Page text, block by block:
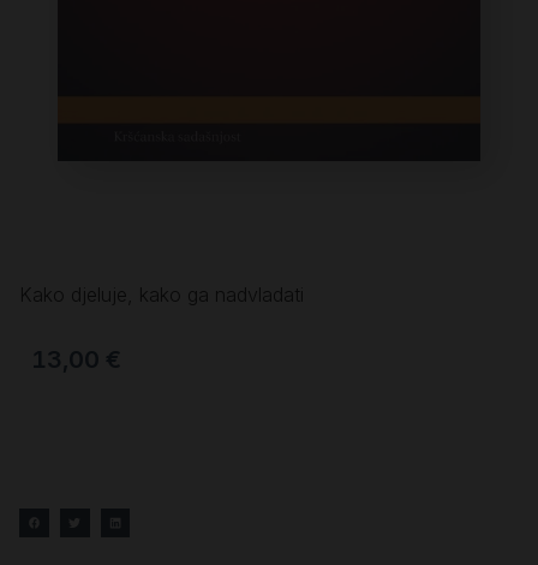
Kako djeluje, kako ga nadvladati
13,00 €